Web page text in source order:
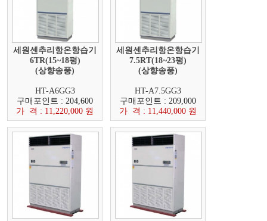
세원센추리항온항습기
6TR(15~18평)
(상향송풍)
HT-A6GG3
구매포인트 : 204,600
가 격 : 11,220,000 원
세원센추리항온항습기
7.5RT(18~23평)
(상향송풍)
HT-A7.5GG3
구매포인트 : 209,000
가 격 : 11,440,000 원